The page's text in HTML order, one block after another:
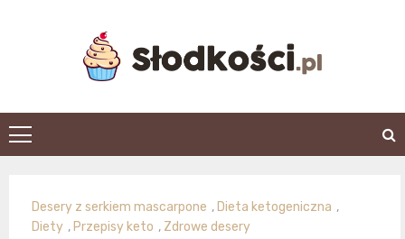
slodkosci.pl
Desery z serkiem mascarpone , Dieta ketogeniczna ,
Diety , Przepisy keto , Zdrowe desery